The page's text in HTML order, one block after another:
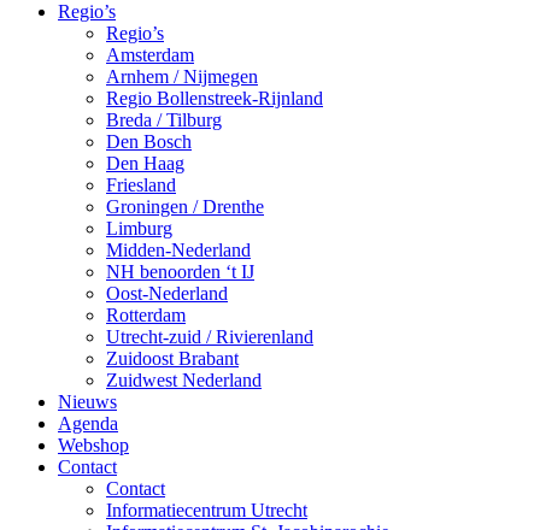
Regio’s
Regio’s
Amsterdam
Arnhem / Nijmegen
Regio Bollenstreek-Rijnland
Breda / Tilburg
Den Bosch
Den Haag
Friesland
Groningen / Drenthe
Limburg
Midden-Nederland
NH benoorden ‘t IJ
Oost-Nederland
Rotterdam
Utrecht-zuid / Rivierenland
Zuidoost Brabant
Zuidwest Nederland
Nieuws
Agenda
Webshop
Contact
Contact
Informatiecentrum Utrecht